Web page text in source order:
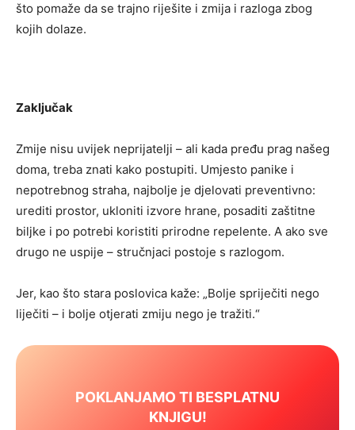
što pomaže da se trajno riješite i zmija i razloga zbog
kojih dolaze.
Zaključak
Zmije nisu uvijek neprijatelji – ali kada pređu prag našeg
doma, treba znati kako postupiti. Umjesto panike i
nepotrebnog straha, najbolje je djelovati preventivno:
urediti prostor, ukloniti izvore hrane, posaditi zaštitne
biljke i po potrebi koristiti prirodne repelente. A ako sve
drugo ne uspije – stručnjaci postoje s razlogom.
Jer, kao što stara poslovica kaže: „Bolje spriječiti nego
liječiti – i bolje otjerati zmiju nego je tražiti.“
POKLANJAMO TI BESPLATNU
KNJIGU!